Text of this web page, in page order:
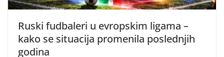
Ruski fudbaleri u evropskim ligama –
kako se situacija promenila poslednjih
godina